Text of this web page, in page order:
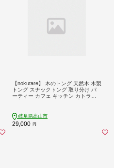
【nokutare】 木のトング 天然木 木製
トング スナックトング 取り分け パ
ーティー カフェ キッチン カトラリ
岐阜県高山市
29,000 円